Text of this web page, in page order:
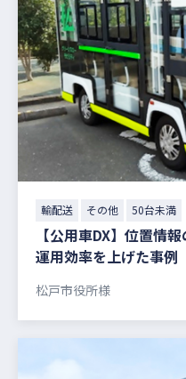
輸配送 その他 50台未満
【公用車DX】位置情
運用効率を上げた事例
松戸市役所様